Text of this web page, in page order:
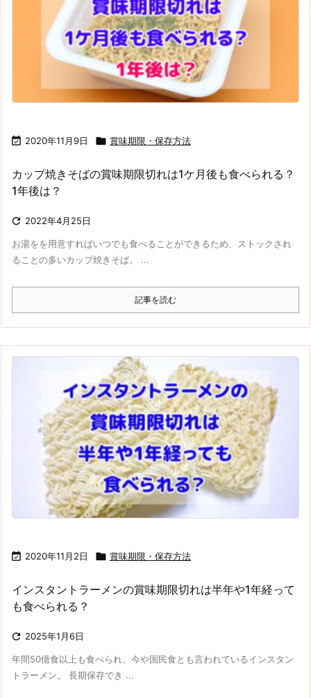
 2020年11月9日  賞味期限・保存方法
カップ焼きそばの賞味期限切れは1ケ月後も食べられる？
1年後は？
 2022年4月25日
お湯をを用意すればいつでも食べることができるため、ストックされ
ることの多いカップ焼きそば。 ...
記事を読む
 2020年11月2日  賞味期限・保存方法
インスタントラーメンの賞味期限切れは半年や1年経って
も食べられる？
 2025年1月6日
年間50億食以上も食べられ、今や国民食とも言われているインスタン
トラーメン。 長期保存でき ...